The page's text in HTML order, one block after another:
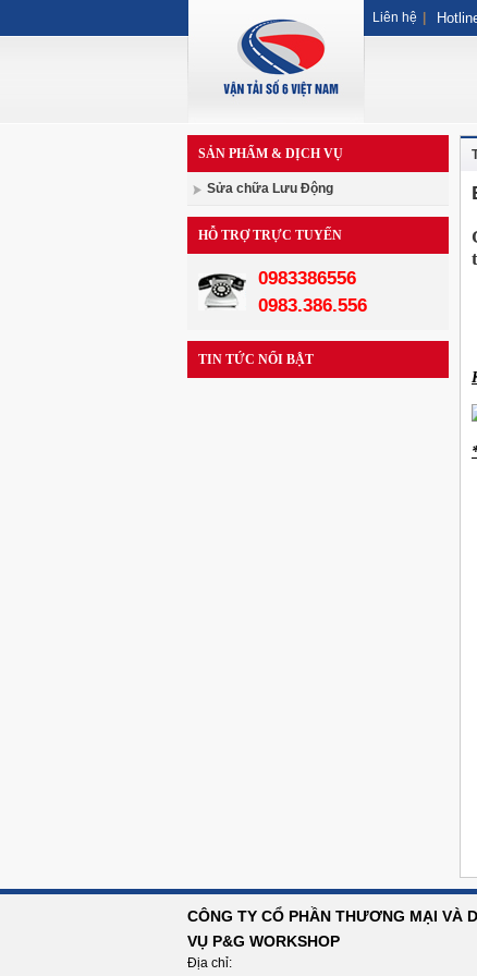
SẢN PHẨM & DỊCH VỤ
Sửa chữa Lưu Động
HỖ TRỢ TRỰC TUYẾN
0983386556
0983.386.556
TIN TỨC NỔI BẬT
CÔNG TY CỔ PHẦN THƯƠNG MẠI VÀ
VỤ P&G WORKSHOP
Địa chỉ:
Liên hệ